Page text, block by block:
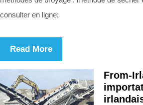
consulter en ligne;
Read More
From-